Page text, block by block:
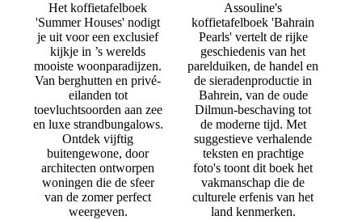
Het koffietafelboek
'Summer Houses' nodigt
je uit voor een exclusief
kijkje in ’s werelds
mooiste woonparadijzen.
Van berghutten en privé-
eilanden tot
toevluchtsoorden aan zee
en luxe strandbungalows.
Ontdek vijftig
buitengewone, door
architecten ontworpen
woningen die de sfeer
van de zomer perfect
weergeven.
Assouline's
koffietafelboek 'Bahrain
Pearls' vertelt de rijke
geschiedenis van het
parelduiken, de handel en
de sieradenproductie in
Bahrein, van de oude
Dilmun-beschaving tot
de moderne tijd. Met
suggestieve verhalende
teksten en prachtige
foto's toont dit boek het
vakmanschap die de
culturele erfenis van het
land kenmerken.